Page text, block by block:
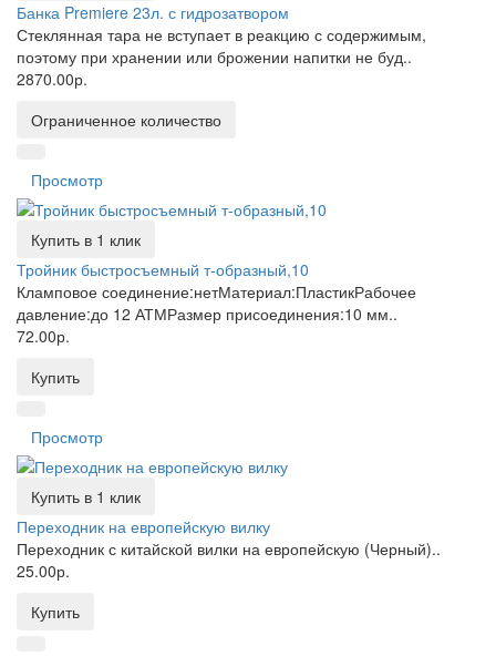
Банка Premiere 23л. с гидрозатвором
Стеклянная тара не вступает в реакцию с содержимым,
поэтому при хранении или брожении напитки не буд..
2870.00р.
Ограниченное количество
Просмотр
Купить в 1 клик
Тройник быстросъемный т-образный,10
Кламповое соединение:нетМатериал:ПластикРабочее
давление:до 12 АТМРазмер присоединения:10 мм..
72.00р.
Купить
Просмотр
Купить в 1 клик
Переходник на европейскую вилку
Переходник с китайской вилки на европейскую (Черный)..
25.00р.
Купить